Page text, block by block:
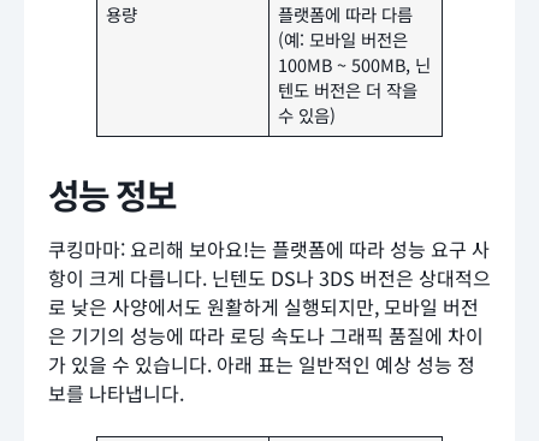
용량
플랫폼에 따라 다름
(예: 모바일 버전은
100MB ~ 500MB, 닌
텐도 버전은 더 작을
수 있음)
성능 정보
쿠킹마마: 요리해 보아요!는 플랫폼에 따라 성능 요구 사
항이 크게 다릅니다. 닌텐도 DS나 3DS 버전은 상대적으
로 낮은 사양에서도 원활하게 실행되지만, 모바일 버전
은 기기의 성능에 따라 로딩 속도나 그래픽 품질에 차이
가 있을 수 있습니다. 아래 표는 일반적인 예상 성능 정
보를 나타냅니다.